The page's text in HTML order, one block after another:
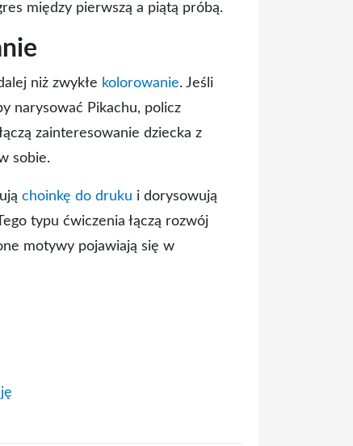
między pierwszą a piątą próbą.
niż zwykłe kolorowanie. Jeśli
narysować Pikachu, policz
zainteresowanie dziecka z
sobie.
choinkę do druku i dorysowują
typu ćwiczenia łączą rozwój
motywy pojawiają się w